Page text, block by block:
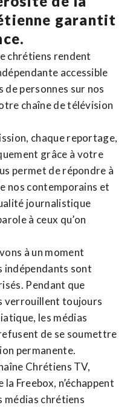
garantit
chrétiens rendent
accessible
personnes sur nos
chaîne de télévision
chaque reportage,
grâce à votre
permet de répondre à
nos contemporains et
journalistique
à ceux qu’on
à un moment
indépendants sont
Pendant que
verrouillent toujours
les médias
de se soumettre
permanente.
Chrétiens TV,
Freebox, n’échappent
médias chrétiens